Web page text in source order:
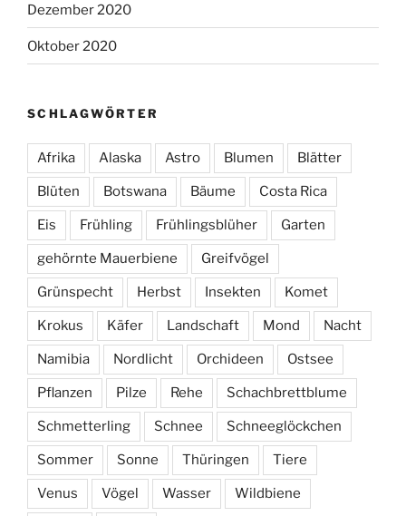
Dezember 2020
Oktober 2020
SCHLAGWÖRTER
Afrika Alaska Astro Blumen Blätter
Blüten Botswana Bäume Costa Rica
Eis Frühling Frühlingsblüher Garten
gehörnte Mauerbiene Greifvögel
Grünspecht Herbst Insekten Komet
Krokus Käfer Landschaft Mond Nacht
Namibia Nordlicht Orchideen Ostsee
Pflanzen Pilze Rehe Schachbrettblume
Schmetterling Schnee Schneeglöckchen
Sommer Sonne Thüringen Tiere
Venus Vögel Wasser Wildbiene